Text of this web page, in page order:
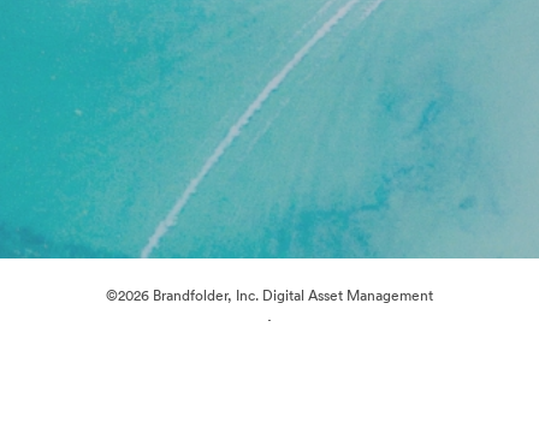
©2026 Brandfolder, Inc. Digital Asset Management
·